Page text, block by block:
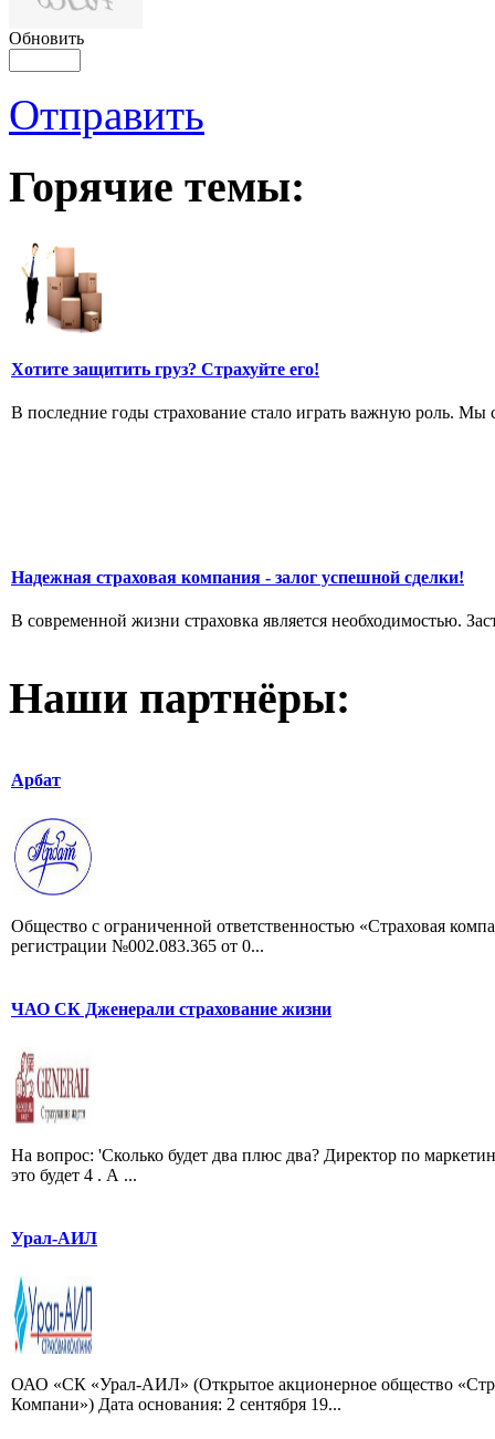
Обновить
Отправить
Горячие темы:
Хотите защитить груз? Страхуйте его!
В последние годы страхование стало играть важную роль.
Надежная страховая компания - залог успешной сделки!
В современной жизни страховка является необходимостью.
Наши партнёры:
Арбат
Общество с ограниченной ответственностью «Страховая
регистрации №002.083.365 от 0...
ЧАО СК Дженерали страхование жизни
На вопрос: 'Сколько будет два плюс два? Директор по
это будет 4 . А ...
Урал-АИЛ
ОАО «СК «Урал-АИЛ» (Открытое акционерное общество
Компани») Дата основания: 2 сентября 19...